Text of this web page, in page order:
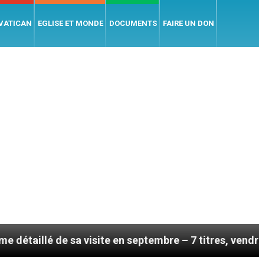
EGLISE ET MONDE DOCUMENTS FAIRE UN DON
visite en septembre – 7 titres, vendredi 7 août 2026